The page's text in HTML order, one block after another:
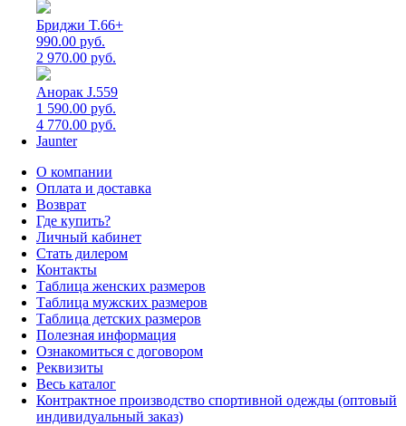
Бриджи T.66+
990.00 руб.
2 970.00 руб.
Анорак J.559
1 590.00 руб.
4 770.00 руб.
Jaunter
О компании
Оплата и доставка
Возврат
Где купить?
Личный кабинет
Стать дилером
Контакты
Таблица женских размеров
Таблица мужских размеров
Таблица детских размеров
Полезная информация
Ознакомиться с договором
Реквизиты
Весь каталог
Контрактное производство спортивной одежды (оптовый
индивидуальный заказ)